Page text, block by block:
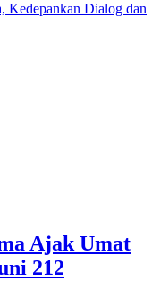
Kedepankan Dialog dan
Ajak Umat
212